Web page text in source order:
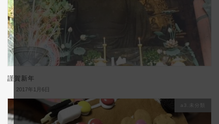
謹賀新年
2017年1月6日
a3.未分類